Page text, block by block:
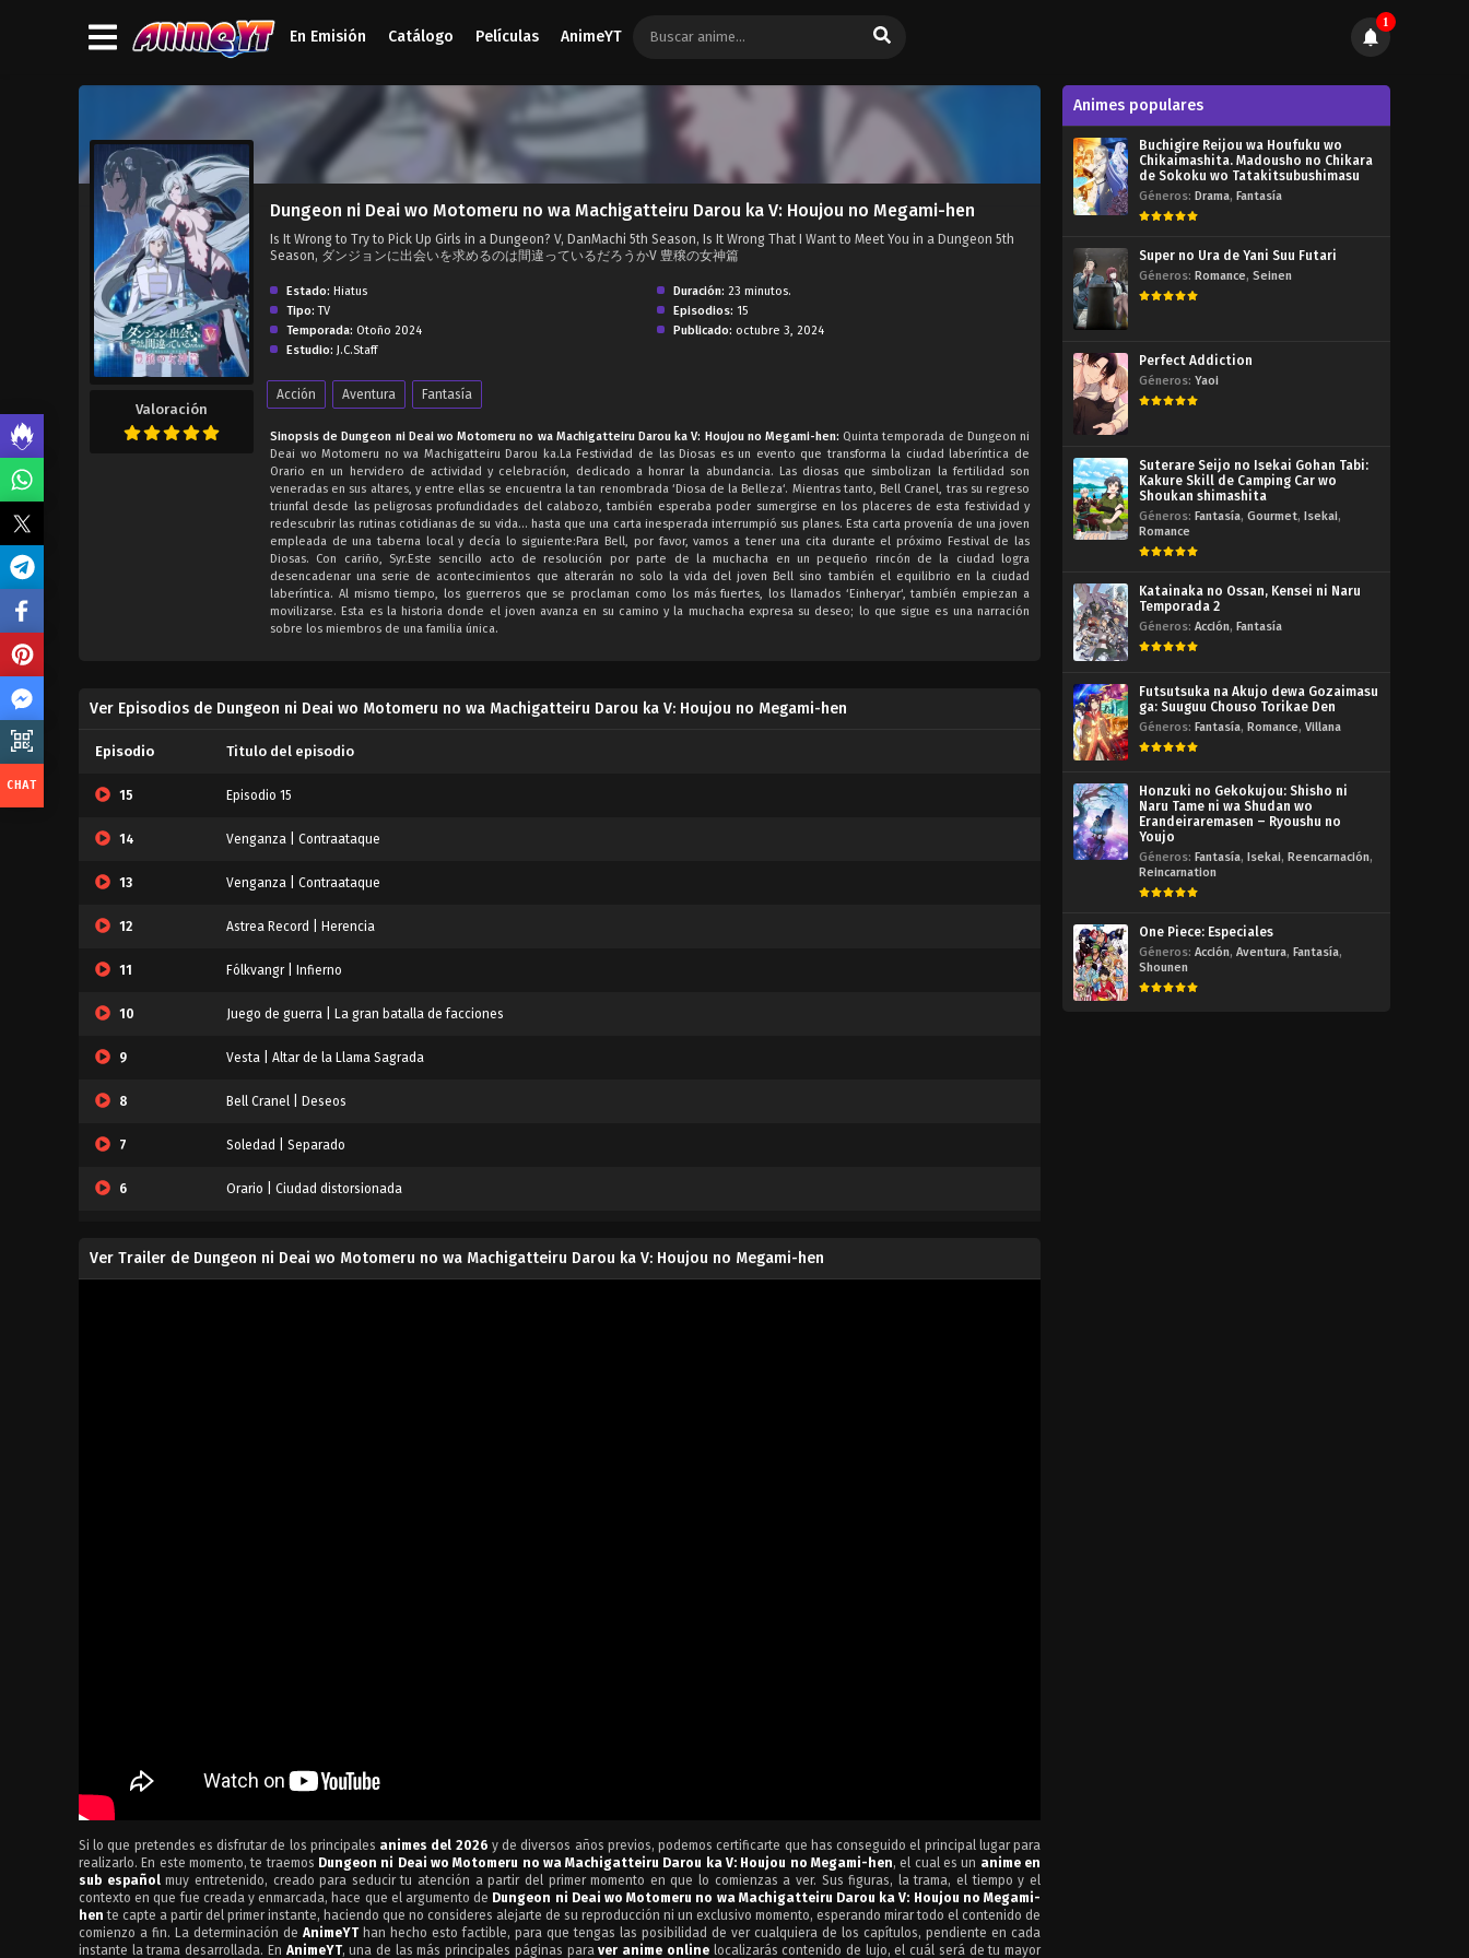
En Emisión Catálogo Películas AnimeYT
1
Valoración
Dungeon ni Deai wo Motomeru no wa Machigatteiru Darou ka V: Houjou no Megami-hen
Is It Wrong to Try to Pick Up Girls in a Dungeon? V, DanMachi 5th Season, Is It Wrong That I Want to Meet You in a Dungeon 5th
Season, ダンジョンに出会いを求めるのは間違っているだろうかV 豊穣の女神篇
Estado: Hiatus
Tipo: TV
Temporada: Otoño 2024
Estudio: J.C.Staff
Duración: 23 minutos.
Episodios: 15
Publicado: octubre 3, 2024
Acción Aventura Fantasía
Sinopsis de Dungeon ni Deai wo Motomeru no wa Machigatteiru Darou ka V: Houjou no Megami-hen: Quinta temporada de Dungeon ni
Deai wo Motomeru no wa Machigatteiru Darou ka.La Festividad de las Diosas es un evento que transforma la ciudad laberíntica de
Orario en un hervidero de actividad y celebración, dedicado a honrar la abundancia. Las diosas que simbolizan la fertilidad son
veneradas en sus altares, y entre ellas se encuentra la tan renombrada ‘Diosa de la Belleza‘. Mientras tanto, Bell Cranel, tras su regreso
triunfal desde las peligrosas profundidades del calabozo, también esperaba poder sumergirse en los placeres de esta festividad y
redescubrir las rutinas cotidianas de su vida… hasta que una carta inesperada interrumpió sus planes. Esta carta provenía de una joven
empleada de una taberna local y decía lo siguiente:Para Bell, por favor, vamos a tener una cita durante el próximo Festival de las
Diosas. Con cariño, Syr.Este sencillo acto de resolución por parte de la muchacha en un pequeño rincón de la ciudad logra
desencadenar una serie de acontecimientos que alterarán no solo la vida del joven Bell sino también el equilibrio en la ciudad
laberíntica. Al mismo tiempo, los guerreros que se proclaman como los más fuertes, los llamados ‘Einheryar‘, también empiezan a
movilizarse. Esta es la historia donde el joven avanza en su camino y la muchacha expresa su deseo; lo que sigue es una narración
sobre los miembros de una familia única.
Ver Episodios de Dungeon ni Deai wo Motomeru no wa Machigatteiru Darou ka V: Houjou no Megami-hen
Episodio Titulo del episodio
15 Episodio 15
14 Venganza | Contraataque
13 Venganza | Contraataque
12 Astrea Record | Herencia
11 Fólkvangr | Infierno
10 Juego de guerra | La gran batalla de facciones
9 Vesta | Altar de la Llama Sagrada
8 Bell Cranel | Deseos
7 Soledad | Separado
6 Orario | Ciudad distorsionada
5 Dungeon ni Deai wo Motomeru no wa Machigatteiru Darou ka V: Houjou no Megami-hen Capitulo 5
Ver Trailer de Dungeon ni Deai wo Motomeru no wa Machigatteiru Darou ka V: Houjou no Megami-hen
Si lo que pretendes es disfrutar de los principales animes del 2026 y de diversos años previos, podemos certificarte que has conseguido el principal lugar para
realizarlo. En este momento, te traemos Dungeon ni Deai wo Motomeru no wa Machigatteiru Darou ka V: Houjou no Megami-hen, el cual es un anime en
sub españolmuy entretenido, creado para seducir tu atención a partir del primer momento en que lo comienzas a ver. Sus figuras, la trama, el tiempo y el
contexto en que fue creada y enmarcada, hace que el argumento de Dungeon ni Deai wo Motomeru no wa Machigatteiru Darou ka V: Houjou no Megami-
hen te capte a partir del primer instante, haciendo que no consideres alejarte de su reproducción ni un exclusivo momento, esperando mirar todo el contenido de
comienzo a fin. La determinación de AnimeYThan hecho esto factible, para que tengas las posibilidad de ver cualquiera de los capítulos, pendiente en cada
instante la trama desarrollada. En AnimeYT, una de las más principales páginas paraver anime onlinelocalizarás contenido de lujo, el cuál será de tu mayor
Animes populares
Buchigire Reijou wa Houfuku wo
Chikaimashita. Madousho no Chikara
de Sokoku wo Tatakitsubushimasu
Géneros: Drama, Fantasía
Super no Ura de Yani Suu Futari
Géneros: Romance, Seinen
Perfect Addiction
Géneros: Yaoi
Suterare Seijo no Isekai Gohan Tabi:
Kakure Skill de Camping Car wo
Shoukan shimashita
Géneros: Fantasía, Gourmet, Isekai,
Romance
Katainaka no Ossan, Kensei ni Naru
Temporada 2
Géneros: Acción, Fantasía
Futsutsuka na Akujo dewa Gozaimasu
ga: Suuguu Chouso Torikae Den
Géneros: Fantasía, Romance, Villana
Honzuki no Gekokujou: Shisho ni
Naru Tame ni wa Shudan wo
Erandeiraremasen – Ryoushu no
Youjo
Géneros: Fantasía, Isekai, Reencarnación,
Reincarnation
One Piece: Especiales
Géneros: Acción, Aventura, Fantasía,
Shounen